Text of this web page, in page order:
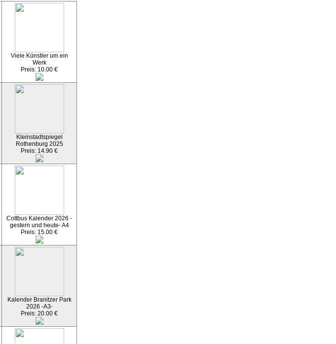
Viele Künstler um ein
Werk
Preis: 10.00 €
Kleinstadtspiegel
Rothenburg 2025
Preis: 14.90 €
Cottbus Kalender 2026 -
gestern und heute- A4
Preis: 15.00 €
Kalender Branitzer Park
2026 -A3-
Preis: 20.00 €